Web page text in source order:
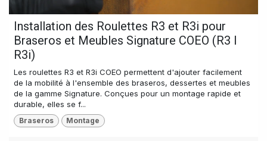
Installation des Roulettes R3 et R3i pour
Braseros et Meubles Signature COEO (R3 I
R3i)
Les roulettes R3 et R3i COEO permettent d'ajouter facilement
de la mobilité à l'ensemble des braseros, dessertes et meubles
de la gamme Signature. Conçues pour un montage rapide et
durable, elles se f...
Braseros Montage